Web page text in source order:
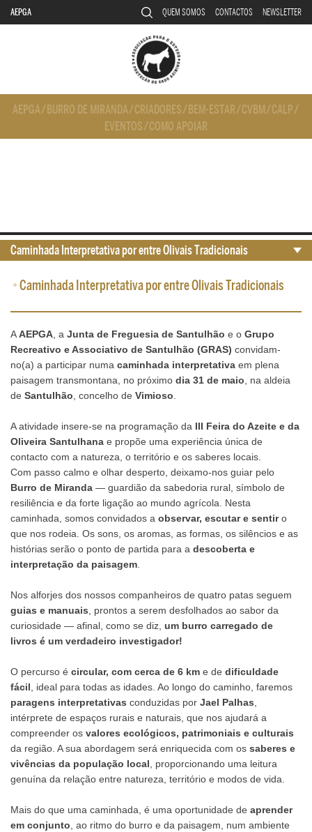
AEPGA QUEM SOMOS CONTACTOS NEWSLETTER
AEPGA/ BURRO DE MIRANDA/CRIADORES/ BEM-ESTAR/CVBM/CALP/
EVENTOS/COMO APOIAR
•Caminhada Interpretativa por entre Olivais Tradicionais
AAEPGA , a Junta de Freguesia de Santulhão e o Grupo
Recreativo e Associativo de Santulhão (GRAS) convidam-
no(a) a participar numa caminhada interpretativa em plena
paisagem transmontana, no próximo dia 31 de maio , na aldeia
de Santulhão , concelho de Vimioso
A atividade insere-se na programação da III Feira do Azeite e da
Oliveira Santulhana e propõe uma experiência única de
contacto com a natureza, o território e os saberes locais.
Com passo calmo e olhar desperto, deixamo-nos guiar pelo
Burro de Miranda — guardião da sabedoria rural, símbolo de
resiliência e da forte ligação ao mundo agrícola. Nesta
caminhada, somos convidados a observar, escutar e sentiro
que nos rodeia. Os sons, os aromas, as formas, os silêncios e as
histórias serão o ponto de partida para a descoberta e
interpretação da paisagem
Nos alforjes dos nossos companheiros de quatro patas seguem
guias e manuais , prontos a serem desfolhados ao sabor da
curiosidade — afinal, como se diz, um burro carregado de
livros é um verdadeiro investigador!
O percurso é circular, com cerca de 6 km e de dificuldade
fácil , ideal para todas as idades. Ao longo do caminho, faremos
paragens interpretativas conduzidas por Jael Palhas
intérprete de espaços rurais e naturais, que nos ajudará a
compreender os valores ecológicos, patrimoniais e culturais
da região. A sua abordagem será enriquecida com os saberes e
vivências da população local , proporcionando uma leitura
genuína da relação entre natureza, território e modos de vida.
Mais do que uma caminhada, é uma oportunidade de aprender
em conjunto , ao ritmo do burro e da paisagem, num ambiente
Caminhada Interpretativa por entre Olivais Tradicionais